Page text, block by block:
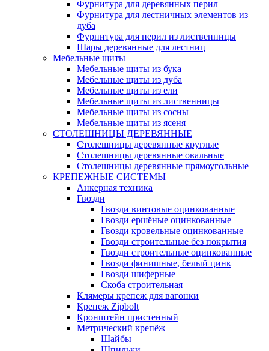
Фурнитура для деревянных перил
Фурнитура для лестничных элементов из
дуба
Фурнитура для перил из лиственницы
Шары деревянные для лестниц
Мебельные щиты
Мебельные щиты из бука
Мебельные щиты из дуба
Мебельные щиты из ели
Мебельные щиты из лиственницы
Мебельные щиты из сосны
Мебельные щиты из ясеня
СТОЛЕШНИЦЫ ДЕРЕВЯННЫЕ
Столешницы деревянные круглые
Столешницы деревянные овальные
Столешницы деревянные прямоугольные
КРЕПЕЖНЫЕ СИСТЕМЫ
Анкерная техника
Гвозди
Гвозди винтовые оцинкованные
Гвозди ершёные оцинкованные
Гвозди кровельные оцинкованные
Гвозди строительные без покрытия
Гвозди строительные оцинкованные
Гвозди финишные, белый цинк
Гвозди шиферные
Скоба строительная
Клямеры крепеж для вагонки
Крепеж Zipbolt
Кронштейн пристенный
Метрический крепёж
Шайбы